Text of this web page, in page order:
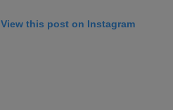
View this post on Instagram